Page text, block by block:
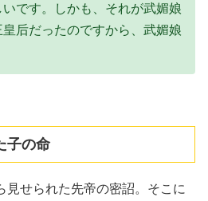
です。しかも、それが武媚娘
后だったのですから、武媚娘
子の命
見せられた先帝の密詔。そこに